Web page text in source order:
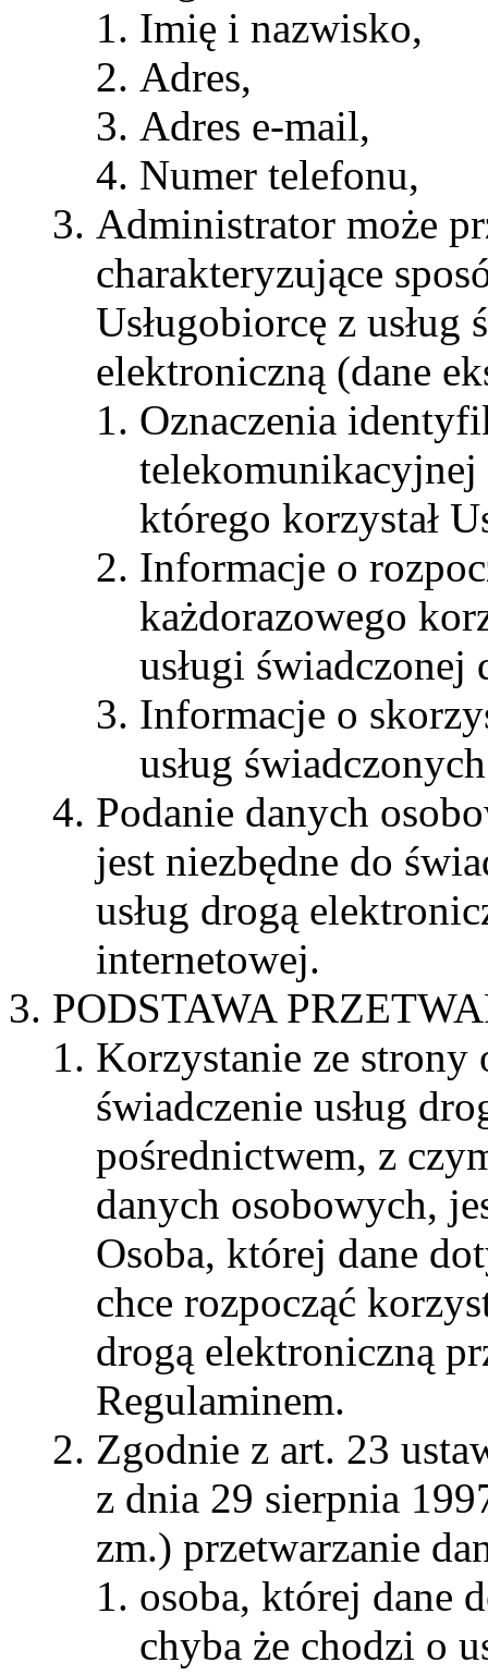
Imię i nazwisko,
Adres,
Adres e-mail,
Numer telefonu,
Administrator może
charakteryzujące
Usługobiorcę z usług
elektroniczną (dane
Oznaczenia
którego korzystał
Informacje o
każdorazowego
usługi świadczonej
Informacje o
usług
Podanie danych
jest niezbędne do
usług drogą
internetowej.
PODSTAWA
Korzystanie ze strony
świadczenie usług
pośrednictwem, z
danych osobowych,
Osoba, której dane
chce rozpocząć
drogą elektroniczną
Regulaminem.
Zgodnie z art. 23
z dnia 29 sierpnia
zm.) przetwarzanie
osoba, której dane
chyba że chodzi o